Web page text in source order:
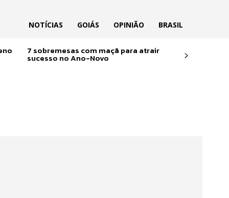
NOTÍCIAS GOIÁS OPINIÃO BRASIL
7 sobremesas com maçã para atrair
sucesso no Ano-Novo